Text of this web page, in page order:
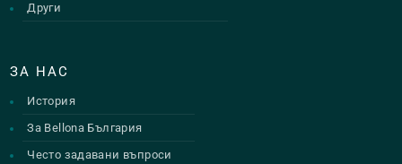
Други
ЗА НАС
История
За Bellona България
Често задавани въпроси